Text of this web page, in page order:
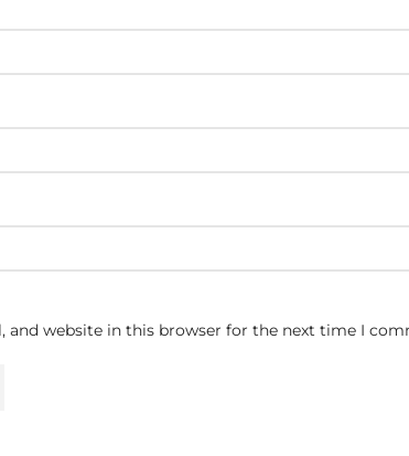
and website in this browser for the next time I